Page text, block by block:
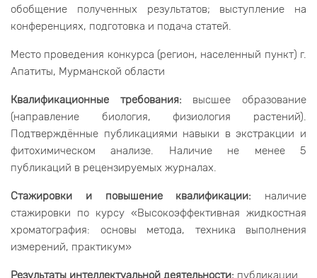
обобщение полученных результатов; выступление на
конференциях, подготовка и подача статей.
Место проведения конкурса (регион, населенный пункт) г.
Апатиты, Мурманской области
Квалификационные требования: высшее образование
(направление биология, физиология растений).
Подтверждённые публикациями навыки в экстракции и
фитохимическом анализе. Наличие не менее 5
публикаций в рецензируемых журналах.
Стажировки и повышение квалификации: наличие
стажировки по курсу «Высокоэффективная жидкостная
хроматография: основы метода, техника выполнения
измерений, практикум»
Результаты интеллектуальной деятельности: публикации